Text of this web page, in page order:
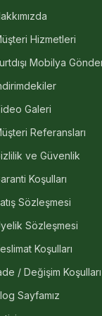
kullanılabilir.
özellikle bohem,
bir atmosfer
her tür mekânda
sağlar. Çevre
hakkında araştırma
bir bütün halinde
korumak ve örgü
Özellikle
Hem iç
çeşitleri
koyu tonlardaki
da zarif bir
de fonksiyonel bir
eserleridir. Bu
Hizmetleri
Mobilya
Galeri
Referansları
ve Güvenlik
Koşulları
Sözleşmesi
Sözleşmesi
Koşulları
/ Değişim Koşulları
Sayfamız